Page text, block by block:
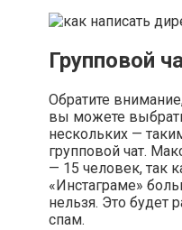
Групповой
Обратите
вы можете
нескольких —
групповой чат.
— 15 человек, так
«Инстаграме»
нельзя. Это будет
спам.